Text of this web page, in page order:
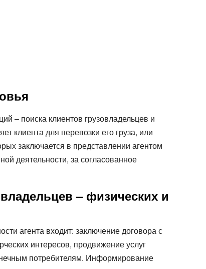
– поиска клиентов грузовладельцев и
клиента для перевозки его груза, или
заключается в представлении агентом
деятельности, за согласованное
– физических и
агента входит: заключение договора с
интересов, продвижение услуг
потребителям. Информирование